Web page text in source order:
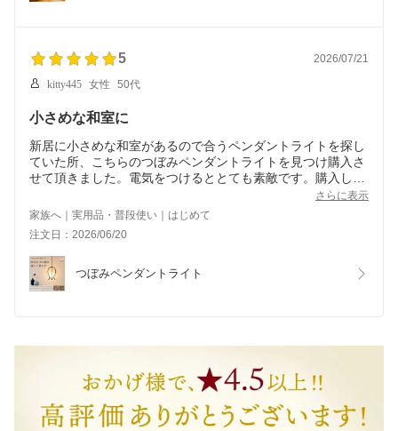
5 2026/07/21
kitty445 女性 50代
小さめな和室に
新居に小さめな和室があるので合うペンダントライトを探し
ていた所、こちらのつぼみペンダントライトを見つけ購入さ
せて頂きました。電気をつけるととても素敵です。購入して
さらに表示
家族へ｜実用品・普段使い｜はじめて
注文日：2026/06/20
つぼみペンダントライト